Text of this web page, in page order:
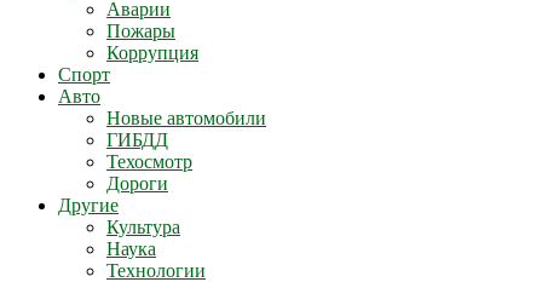
Аварии
Пожары
Коррупция
Спорт
Авто
Новые автомобили
ГИБДД
Техосмотр
Дороги
Другие
Культура
Наука
Технологии